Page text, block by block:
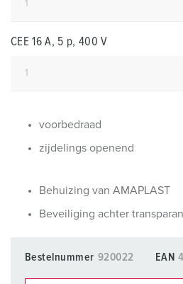
CEE 16 A, 5 p, 400 V
voorbedraad
zijdelings openend
Behuizing van AMAPLAST
Beveiliging achter
Bestelnummer 920022 EAN